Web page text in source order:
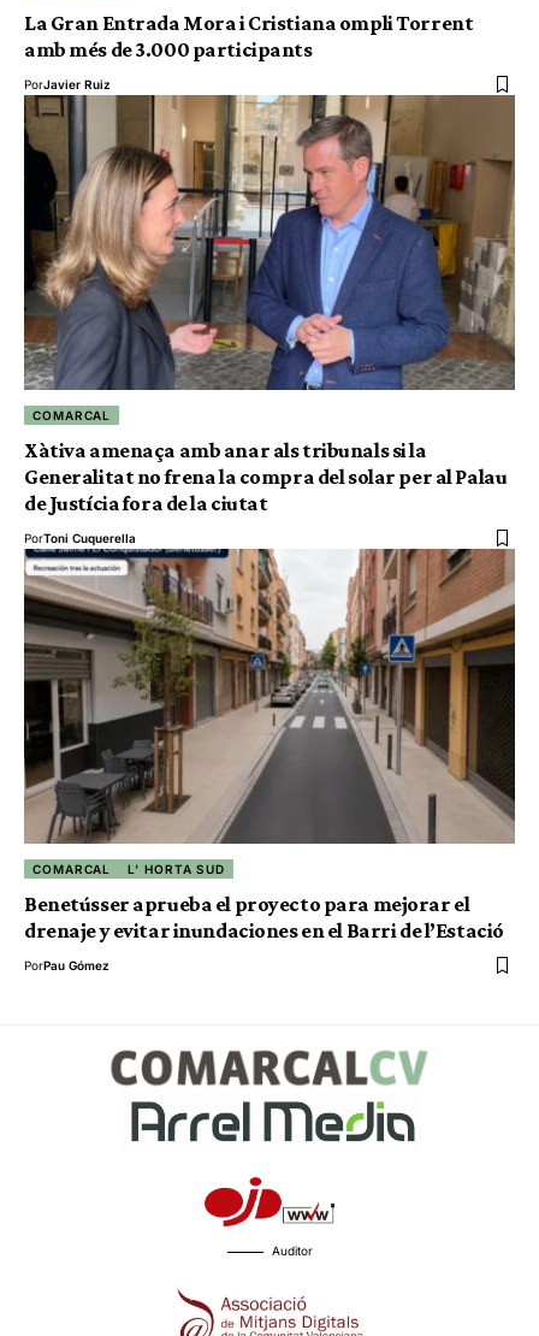
La Gran Entrada Mora i Cristiana ompli Torrent
amb més de 3.000 participants
PorJavier Ruiz
COMARCAL
Xàtiva amenaça amb anar als tribunals si la
Generalitat no frena la compra del solar per al Palau
de Justícia fora de la ciutat
PorToni Cuquerella
COMARCAL L' HORTA SUD
Benetússer aprueba el proyecto para mejorar el
drenaje y evitar inundaciones en el Barri de l’Estació
PorPau Gómez
Auditor